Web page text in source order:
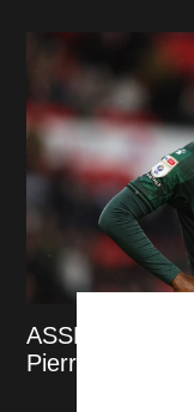
ASSE :
Pierre Ekwah